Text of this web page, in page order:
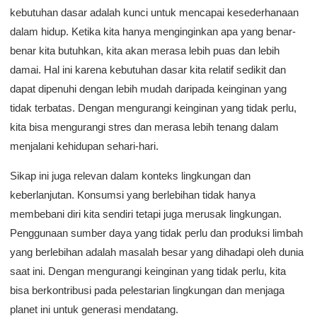
kebutuhan dasar adalah kunci untuk mencapai kesederhanaan
dalam hidup. Ketika kita hanya menginginkan apa yang benar-
benar kita butuhkan, kita akan merasa lebih puas dan lebih
damai. Hal ini karena kebutuhan dasar kita relatif sedikit dan
dapat dipenuhi dengan lebih mudah daripada keinginan yang
tidak terbatas. Dengan mengurangi keinginan yang tidak perlu,
kita bisa mengurangi stres dan merasa lebih tenang dalam
menjalani kehidupan sehari-hari.
Sikap ini juga relevan dalam konteks lingkungan dan
keberlanjutan. Konsumsi yang berlebihan tidak hanya
membebani diri kita sendiri tetapi juga merusak lingkungan.
Penggunaan sumber daya yang tidak perlu dan produksi limbah
yang berlebihan adalah masalah besar yang dihadapi oleh dunia
saat ini. Dengan mengurangi keinginan yang tidak perlu, kita
bisa berkontribusi pada pelestarian lingkungan dan menjaga
planet ini untuk generasi mendatang.